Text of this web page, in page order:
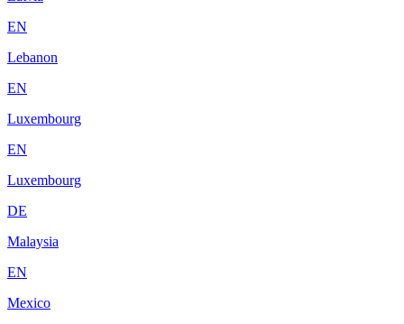
EN
Lebanon
EN
Luxembourg
EN
Luxembourg
DE
Malaysia
EN
Mexico